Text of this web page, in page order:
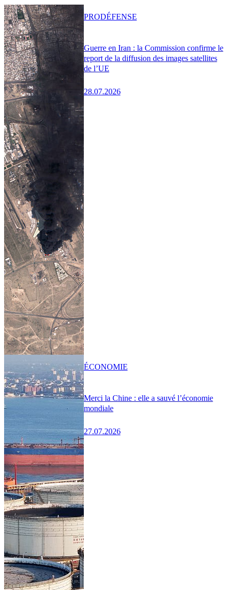
Guerre en Iran : la Commission confirme le
report de la diffusion des images satellites
de l’UE
28.07.2026
PRODÉFENSE
Merci la Chine : elle a sauvé l’économie
mondiale
27.07.2026
ÉCONOMIE